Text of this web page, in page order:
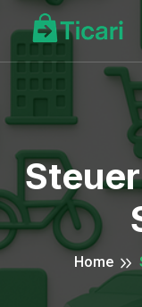
Home